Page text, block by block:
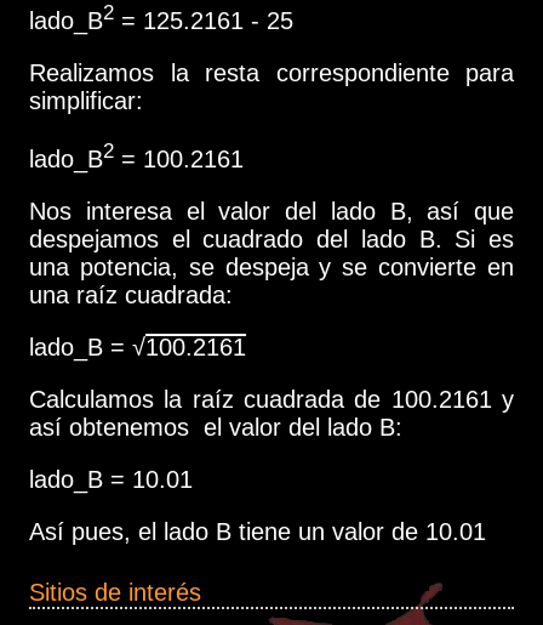
lado_B2 = 125.2161 - 25
Realizamos la resta correspondiente para
simplificar:
lado_B2 = 100.2161
Nos interesa el valor del lado B, así que
despejamos el cuadrado del lado B. Si es
una potencia, se despeja y se convierte en
una raíz cuadrada:
lado_B = √100.2161
Calculamos la raíz cuadrada de 100.2161 y
así obtenemos el valor del lado B:
lado_B = 10.01
Así pues, el lado B tiene un valor de 10.01
Sitios de interés